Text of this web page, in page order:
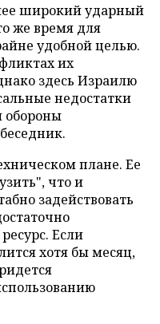
широкий ударный
же время для
удобной целью.
их
здесь Израилю
недостатки
обороны
плане. Ее
что и
задействовать
Если
хотя бы месяц,